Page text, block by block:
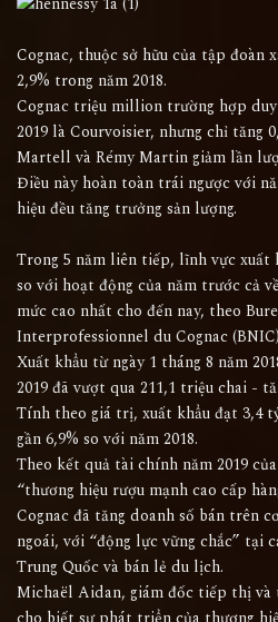
Cognac, thuộc sở hữu của tập đoàn
2,9% trong năm 2018.
Cognac triệu million trường hợp
2019 là Courvoisier, nhưng chỉ tăng
Martell và Rémy Martin giảm lần
Điều này hoàn toàn trái ngược với
hiệu đều tăng trưởng sản lượng.
Trong 5 năm liên tiếp, lĩnh vực xuất
so với hoạt động của năm trước cả
mức cao nhất cho đến nay, theo
Interprofessionnel du Cognac
Xuất khẩu từ ngày 1 tháng 8 năm
2019 đã vượt qua 211,1 triệu chai -
Tính theo giá trị, xuất khẩu đạt 3,4
gần 6,9% so với năm 2018.
Theo kết quả tài chính năm 2019
“thương hiệu rượu mạnh cao cấp
Cognac đã tăng doanh số bán trên
ngoái, với “động lực vững chắc” tại
Trung Quốc và bán lẻ du lịch.
Michaël Aidan, giám đốc tiếp thị và